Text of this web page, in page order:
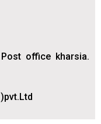
office kharsia.